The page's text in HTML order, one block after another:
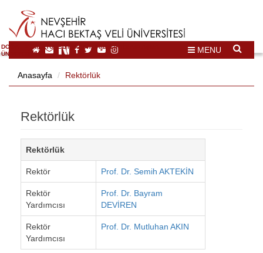
DOĞAL VE KÜLTÜREL MİRAS TURİZMİ İHTİSASLAŞMA
ÜNİVERSİTESİ
MENU
Anasayfa Rektörlük
Rektörlük
Rektörlük
Rektör Prof. Dr. Semih AKTEKİN
Rektör
Yardımcısı
Prof. Dr. Bayram
DEVİREN
Rektör
Yardımcısı
Prof. Dr. Mutluhan AKIN